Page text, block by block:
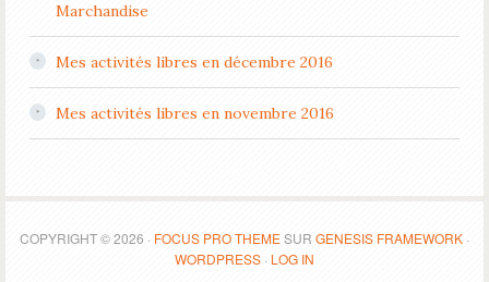
Marchandise
Mes activités libres en décembre 2016
Mes activités libres en novembre 2016
COPYRIGHT © 2026 · FOCUS PRO THEMESUR GENESIS FRAMEWORK ·
WORDPRESS · LOG IN